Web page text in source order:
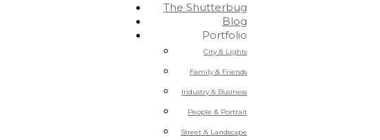
The Shutterbug
Blog
Portfolio
City & Lights
Family & Friends
Industry & Business
People & Portrait
Street & Landscape